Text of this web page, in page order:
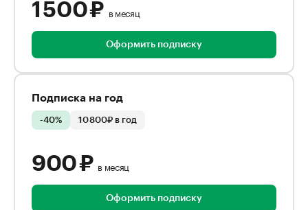
1 500 ₽ в месяц
Оформить подписку
Подписка на год
-40% 10 800₽ в год
900 ₽ в месяц
Оформить подписку